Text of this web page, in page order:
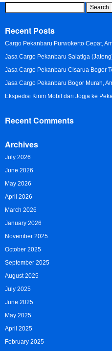
for:
Recent Posts
Cargo Pekanbaru Purwokerto Cepat,
Jasa Cargo Pekanbaru Salatiga
Jasa Cargo Pekanbaru Cisarua Bogor
Jasa Cargo Pekanbaru Bogor Murah,
Ekspedisi Kirim Mobil dari Jogja ke
Recent Comments
Archives
July 2026
June 2026
May 2026
April 2026
March 2026
January 2026
November 2025
October 2025
September 2025
August 2025
July 2025
June 2025
May 2025
April 2025
February 2025